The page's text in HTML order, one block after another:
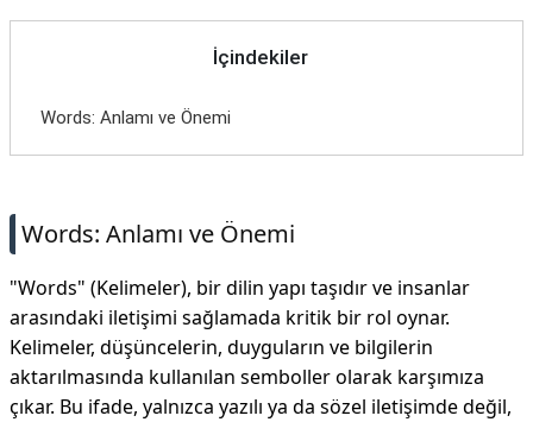
İçindekiler
Words: Anlamı ve Önemi
Words: Anlamı ve Önemi
"Words" (Kelimeler), bir dilin yapı taşıdır ve insanlar
arasındaki iletişimi sağlamada kritik bir rol oynar.
Kelimeler, düşüncelerin, duyguların ve bilgilerin
aktarılmasında kullanılan semboller olarak karşımıza
çıkar. Bu ifade, yalnızca yazılı ya da sözel iletişimde değil,